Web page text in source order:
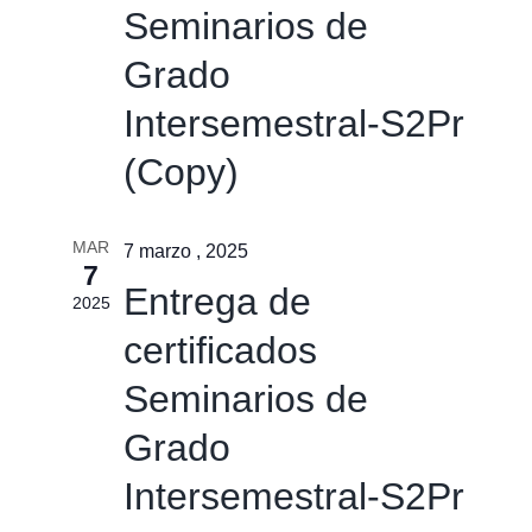
Seminarios de
Grado
Intersemestral-S2Pr
(Copy)
MAR
7
2025
7 marzo , 2025
Entrega de
certificados
Seminarios de
Grado
Intersemestral-S2Pr